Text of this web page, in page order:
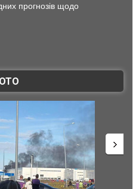
прогнозів щодо